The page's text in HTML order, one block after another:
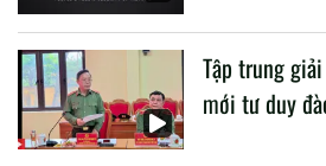
Tập trung
mới tư duy